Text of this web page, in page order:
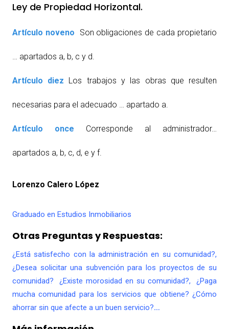
Ley de Propiedad Horizontal.
Artículo noveno Son obligaciones de cada propietario
… apartados a, b, c y d.
Artículo diez Los trabajos y las obras que resulten
necesarias para el adecuado … apartado a.
Artículo once Corresponde al administrador…
apartados a, b, c, d, e y f.
Lorenzo Calero López
Graduado en Estudios Inmobiliarios
Otras Preguntas y Respuestas:
¿Está satisfecho con la administración en su comunidad?,
¿Desea solicitar una subvención para los proyectos de su
comunidad? ¿Existe morosidad en su comunidad?, ¿Paga
mucha comunidad para los servicios que obtiene? ¿Cómo
ahorrar sin que afecte a un buen servicio?…